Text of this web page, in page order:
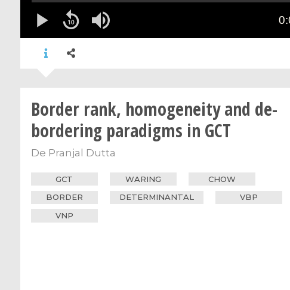
Border rank, homogeneity and de-
bordering paradigms in GCT
De Pranjal Dutta
GCT WARING
CHOW
BORDER
DETERMINANTAL
VBP
VNP